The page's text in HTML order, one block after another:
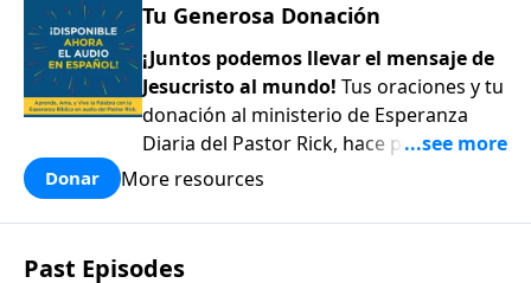
Tu Generosa Donación
¡Juntos podemos llevar el mensaje de
Jesucristo al mundo! Tus oraciones y tu
donación al ministerio de Esperanza
Diaria del Pastor Rick, hace posible
compartir el amor y la esperanza de
perdidos y desesperados alrededor del
mundo. ¡Gracias por tu generoso
Donar More resources
Past Episodes